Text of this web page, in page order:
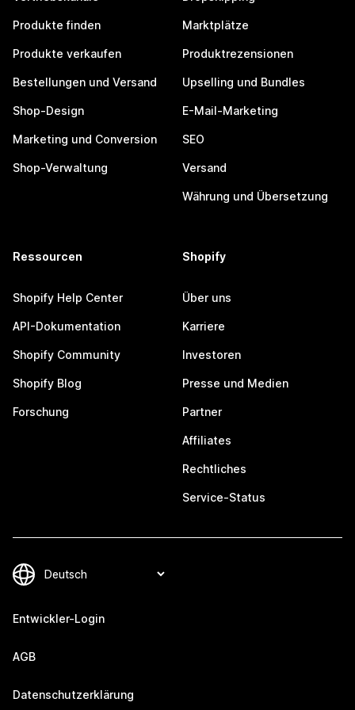
Produkte finden
Produkte verkaufen
Bestellungen und Versand
Shop-Design
Marketing und Conversion
Shop-Verwaltung
Marktplätze
Produktrezensionen
Upselling und Bundles
E-Mail-Marketing
SEO
Versand
Währung und Übersetzung
Ressourcen
Shopify Help Center
API-Dokumentation
Shopify Community
Shopify Blog
Forschung
Shopify
Über uns
Karriere
Investoren
Presse und Medien
Partner
Affiliates
Rechtliches
Service-Status
Entwickler-Login
AGB
Datenschutzerklärung